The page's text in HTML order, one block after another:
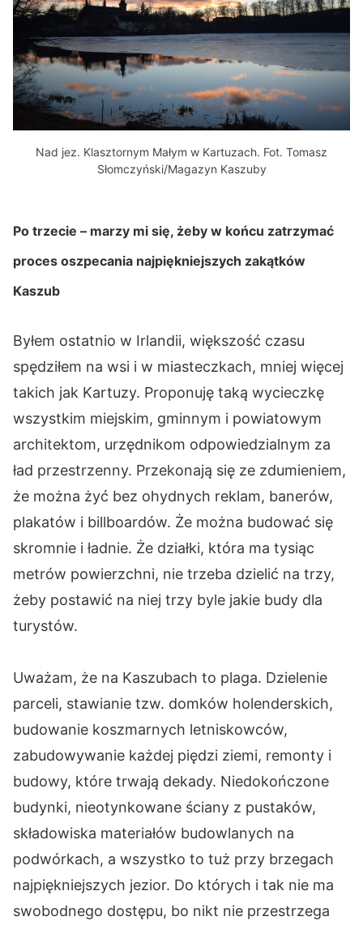
Nad jez. Klasztornym Małym w Kartuzach. Fot. Tomasz
Słomczyński/Magazyn Kaszuby
Po trzecie – marzy mi się, żeby w końcu zatrzymać
proces oszpecania najpiękniejszych zakątków
Kaszub
Byłem ostatnio w Irlandii, większość czasu
spędziłem na wsi i w miasteczkach, mniej więcej
takich jak Kartuzy. Proponuję taką wycieczkę
wszystkim miejskim, gminnym i powiatowym
architektom, urzędnikom odpowiedzialnym za
ład przestrzenny. Przekonają się ze zdumieniem,
że można żyć bez ohydnych reklam, banerów,
plakatów i billboardów. Że można budować się
skromnie i ładnie. Że działki, która ma tysiąc
metrów powierzchni, nie trzeba dzielić na trzy,
żeby postawić na niej trzy byle jakie budy dla
turystów.
Uważam, że na Kaszubach to plaga. Dzielenie
parceli, stawianie tzw. domków holenderskich,
budowanie koszmarnych letniskowców,
zabudowywanie każdej piędzi ziemi, remonty i
budowy, które trwają dekady. Niedokończone
budynki, nieotynkowane ściany z pustaków,
składowiska materiałów budowlanych na
podwórkach, a wszystko to tuż przy brzegach
najpiękniejszych jezior. Do których i tak nie ma
swobodnego dostępu, bo nikt nie przestrzega